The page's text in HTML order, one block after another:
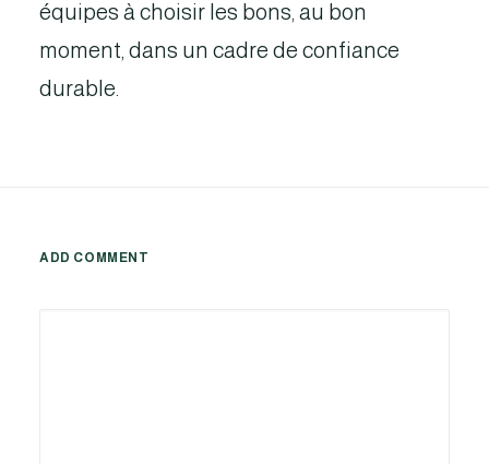
équipes à choisir les bons, au bon
moment, dans un cadre de confiance
durable.
ADD COMMENT